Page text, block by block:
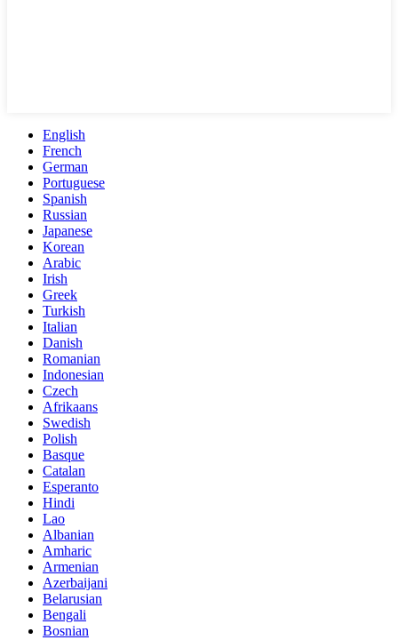
English
French
German
Portuguese
Spanish
Russian
Japanese
Korean
Arabic
Irish
Greek
Turkish
Italian
Danish
Romanian
Indonesian
Czech
Afrikaans
Swedish
Polish
Basque
Catalan
Esperanto
Hindi
Lao
Albanian
Amharic
Armenian
Azerbaijani
Belarusian
Bengali
Bosnian